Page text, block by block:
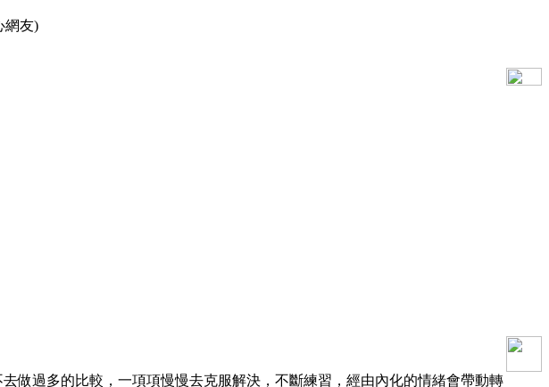
網友)
做過多的比較，一項項慢慢去克服解決，不斷練習，經由內化的情緒會帶動轉